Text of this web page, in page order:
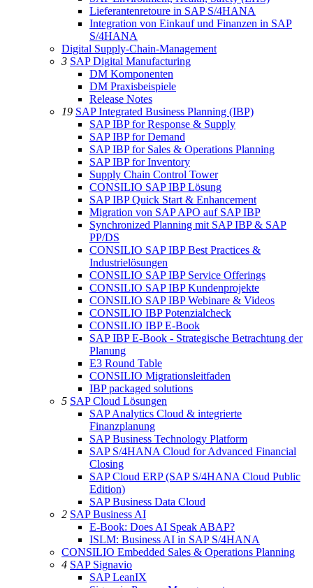
Lieferantenretoure in SAP S/4HANA
Integration von Einkauf und Finanzen in SAP
S/4HANA
Digital Supply-Chain-Management
3 SAP Digital Manufacturing
DM Komponenten
DM Praxisbeispiele
Release Notes
19 SAP Integrated Business Planning (IBP)
SAP IBP for Response & Supply
SAP IBP for Demand
SAP IBP for Sales & Operations Planning
SAP IBP for Inventory
Supply Chain Control Tower
CONSILIO SAP IBP Lösung
SAP IBP Quick Start & Enhancement
Migration von SAP APO auf SAP IBP
Synchronized Planning mit SAP IBP & SAP
PP/DS
CONSILIO SAP IBP Best Practices &
Industrielösungen
CONSILIO SAP IBP Service Offerings
CONSILIO SAP IBP Kundenprojekte
CONSILIO SAP IBP Webinare & Videos
CONSILIO IBP Potenzialcheck
CONSILIO IBP E-Book
SAP IBP E-Book - Strategische Betrachtung der
Planung
E3 Round Table
CONSILIO Migrationsleitfaden
IBP packaged solutions
5 SAP Cloud Lösungen
SAP Analytics Cloud & integrierte
Finanzplanung
SAP Business Technology Platform
SAP S/4HANA Cloud for Advanced Financial
Closing
SAP Cloud ERP (SAP S/4HANA Cloud Public
Edition)
SAP Business Data Cloud
2 SAP Business AI
E-Book: Does AI Speak ABAP?
ISLM: Business AI in SAP S/4HANA
CONSILIO Embedded Sales & Operations Planning
4 SAP Signavio
SAP LeanIX